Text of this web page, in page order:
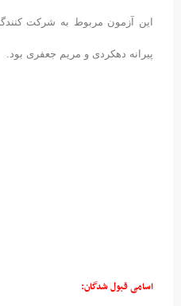
این آزمون مربوط به شرکت
پیرانه دهکردی و مریم جعفری بود.
اسامی قبول شدگان: